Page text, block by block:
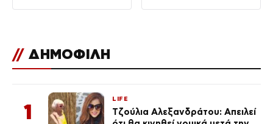
// ΔΗΜΟΦΙΛΗ
1
LIFE
Τζούλια Αλεξανδράτου: Απειλεί